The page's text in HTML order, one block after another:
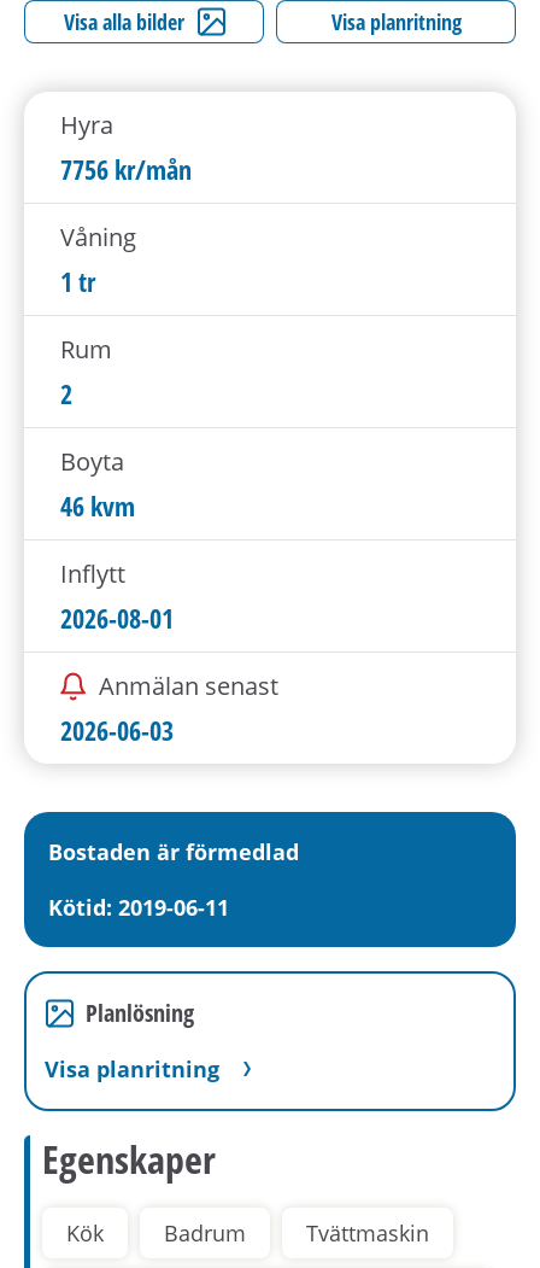
l
Visa alla bilder Visa planritning
Hyra
7756 kr/mån
Våning
1 tr
Rum
2
Boyta
46 kvm
Inflytt
2026-08-01
Anmälan senast
2026-06-03
Bostaden är förmedlad
Kötid: 2019-06-11
Planlösning
Visa planritning
Egenskaper
Kök Badrum Tvättmaskin